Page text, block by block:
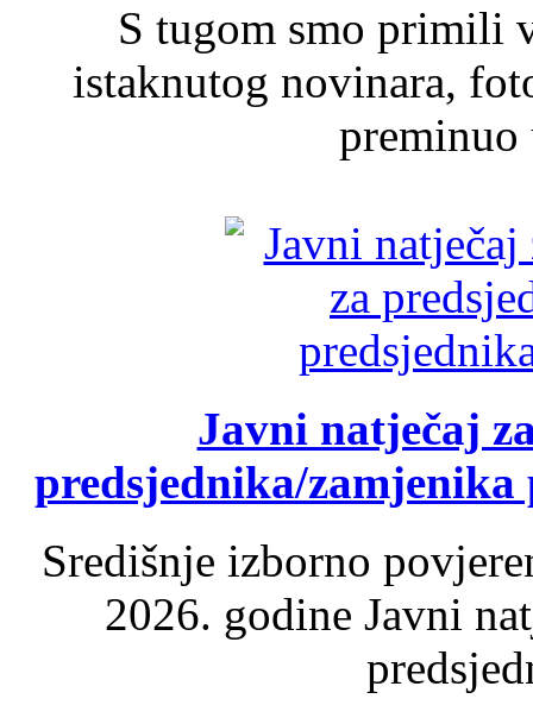
S tugom smo primili
istaknutog novinara,
Javni natječaj
predsjednika/
Središnje izborno
2026. godine Javni